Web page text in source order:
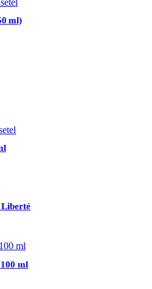
ml)
Liberté
ml